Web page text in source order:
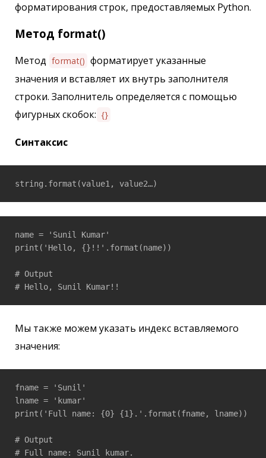
форматирования строк, предоставляемых Python.
Метод format()
Метод format() форматирует указанные
значения и вставляет их внутрь заполнителя
строки. Заполнитель определяется с помощью
фигурных скобок: {}
Синтаксис
string.format(value1, value2…)
name = 'Sunil Kumar'
print('Hello, {}!!'.format(name))
# Output
# Hello, Sunil Kumar!!
Мы также можем указать индекс вставляемого
значения:
fname = 'Sunil'
lname = 'kumar'
print('Full name: {0} {1}.'.format(fname, lname))
# Output
# Full name: Sunil kumar.